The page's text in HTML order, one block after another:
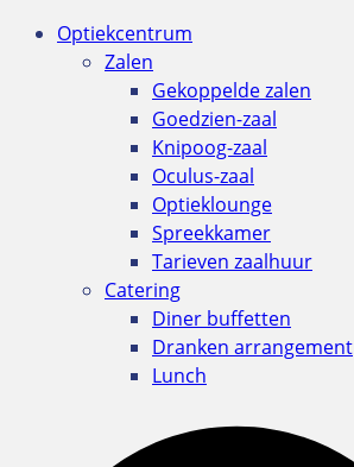
Optiekcentrum
Zalen
Gekoppelde zalen
Goedzien-zaal
Knipoog-zaal
Oculus-zaal
Optieklounge
Spreekkamer
Tarieven zaalhuur
Catering
Diner buffetten
Dranken arrangement
Lunch